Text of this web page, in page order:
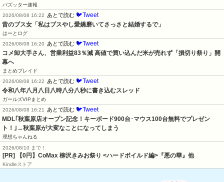
バズッター速報
2026/08/08 16:22
あとで読む 🐦Tweet
昔のブス女「私はブスやし愛嬌磨いてさっさと結婚するで」
はーとログ
2026/08/08 16:20
あとで読む 🐦Tweet
コメ卸大手さん、営業利益83％減 高値で買い込んだ米が売れず「損切り祭り」開
幕へ
まとめブレイド
2026/08/08 16:22
あとで読む 🐦Tweet
令和八年八月八日八時八分八秒に書き込むスレッド
ガールズVIPまとめ
2026/08/08 16:21
あとで読む 🐦Tweet
MDL｢秋葉原店オープン記念！キーボード900台･マウス100台無料でプレゼン
ト！｣→秋葉原が大変なことになってしまう
理想ちゃんねる
2026/08/10 まで！
[PR] 【0円】CoMax 柳沢きみお祭り <ハードボイルド編>『悪の華』他
Kindleストア